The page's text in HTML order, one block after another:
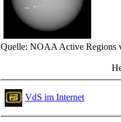
Quelle: NOAA Active Regions
VdS im Internet